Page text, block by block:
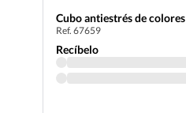
Cubo antiestrés de colores
Ref. 67659
Recíbelo